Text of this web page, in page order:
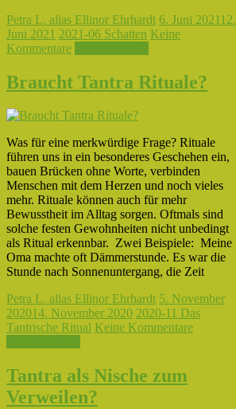
Petra L. alias Ellinor Ehrhardt 6. Juni 2021 12.
Juni 2021 2021-06 Schatten Keine
Kommentare
Braucht Tantra Rituale?
Was für eine merkwürdige Frage? Rituale
führen uns in ein besonderes Geschehen ein,
bauen Brücken ohne Worte, verbinden
Menschen mit dem Herzen und noch vieles
mehr. Rituale können auch für mehr
Bewusstheit im Alltag sorgen. Oftmals sind
solche festen Gewohnheiten nicht unbedingt
als Ritual erkennbar. Zwei Beispiele: Meine
Oma machte oft Dämmerstunde. Es war die
Stunde nach Sonnenuntergang, die Zeit
Petra L. alias Ellinor Ehrhardt 5. November
202014. November 2020 2020-11 Das
Tantrische Ritual Keine Kommentare
Tantra als Nische zum
Verweilen?